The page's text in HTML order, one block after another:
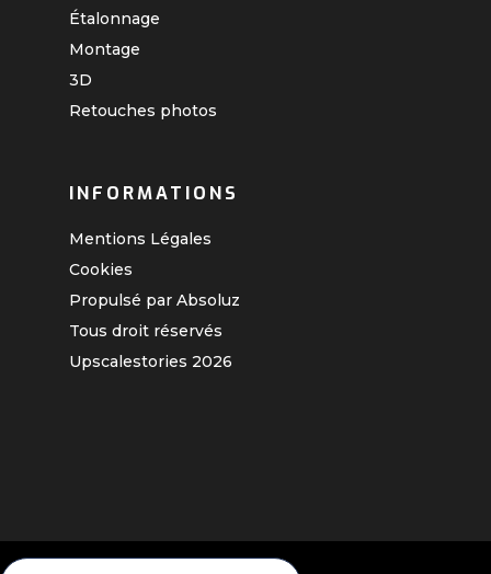
Étalonnage
Montage
3D
Retouches photos
INFORMATIONS
Mentions Légales
Cookies
Propulsé par Absoluz
Tous droit réservés
Upscalestories 2026